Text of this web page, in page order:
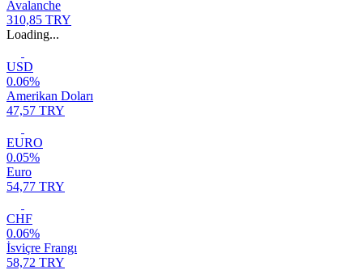
Avalanche
310,85 TRY
Loading...
USD
0.06%
Amerikan Doları
47,57 TRY
EURO
0.05%
Euro
54,77 TRY
CHF
0.06%
İsviçre Frangı
58,72 TRY